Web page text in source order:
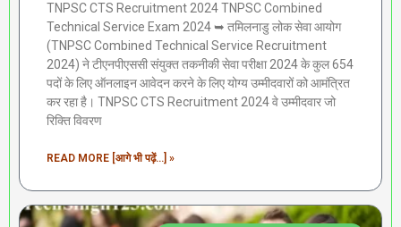
TNPSC CTS Recruitment 2024 TNPSC Combined
Technical Service Exam 2024 ➥ तमिलनाडु लोक सेवा आयोग
(TNPSC Combined Technical Service Recruitment
2024) ने टीएनपीएससी संयुक्त तकनीकी सेवा परीक्षा 2024 के कुल 654
पदों के लिए ऑनलाइन आवेदन करने के लिए योग्य उम्मीदवारों को आमंत्रित
कर रहा है। TNPSC CTS Recruitment 2024 वे उम्मीदवार जो
रिक्ति विवरण
READ MORE [आगे भी पढ़ें...] »